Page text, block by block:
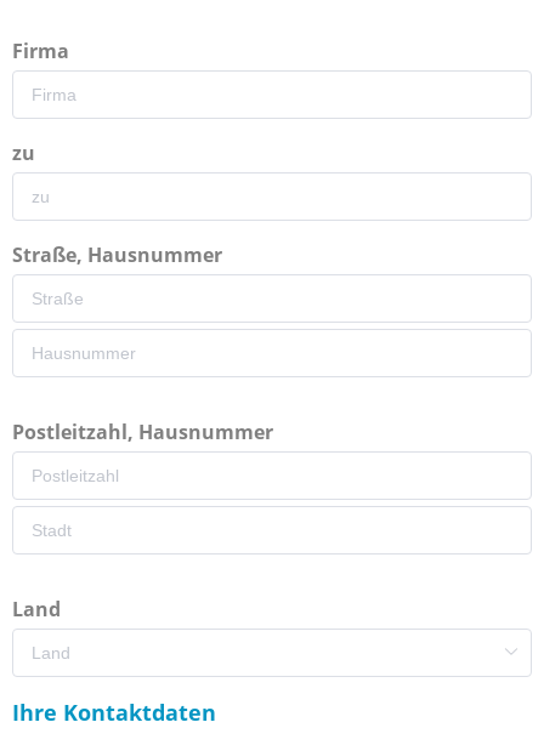
Firma
zu
Straße, Hausnummer
Postleitzahl, Hausnummer
Land
Ihre Kontaktdaten